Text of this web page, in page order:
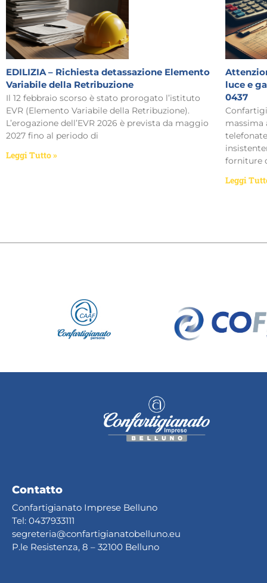
EDILIZIA – Richiesta detassazione Elemento
Variabile della Retribuzione
Il 12 febbraio scorso è stato prorogato l’istituto
EVR (Elemento Variabile della Retribuzione).
L’erogazione dell’EVR 2026 è prevista da maggio
2027 fino al periodo di
Leggi Tutto »
luce e
0437
massima
forniture
Leggi
Contatto
Confartigianato Imprese Belluno
Tel: 0437933111
segreteria@confartigianatobelluno.eu
P.le Resistenza, 8 – 32100 Belluno